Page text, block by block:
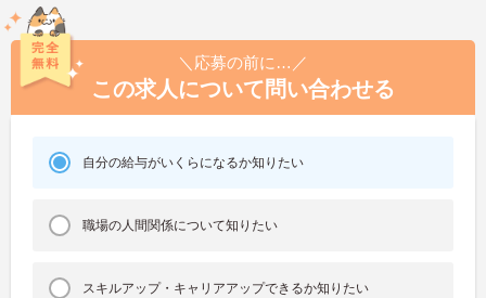
＼応募の前に…／
この求人について問い合わせる
自分の給与がいくらになるか知りたい
職場の人間関係について知りたい
スキルアップ・キャリアアップできるか知りたい